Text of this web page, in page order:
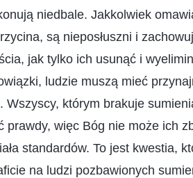
niedbale. Jakkolwiek
są nieposłuszni i
jak tylko ich usunąć i
ludzie muszą mieć
którym brakuje
prawdy, więc Bóg nie może ich
standardów. To jest kwestia,
na ludzi pozbawionych